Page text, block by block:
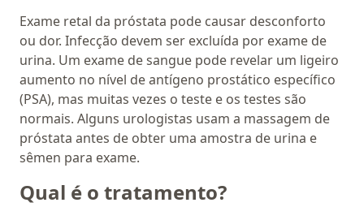
Exame retal da próstata pode causar desconforto
ou dor. Infecção devem ser excluída por exame de
urina. Um exame de sangue pode revelar um ligeiro
aumento no nível de antígeno prostático específico
(PSA), mas muitas vezes o teste e os testes são
normais. Alguns urologistas usam a massagem de
próstata antes de obter uma amostra de urina e
sêmen para exame.
Qual é o tratamento?